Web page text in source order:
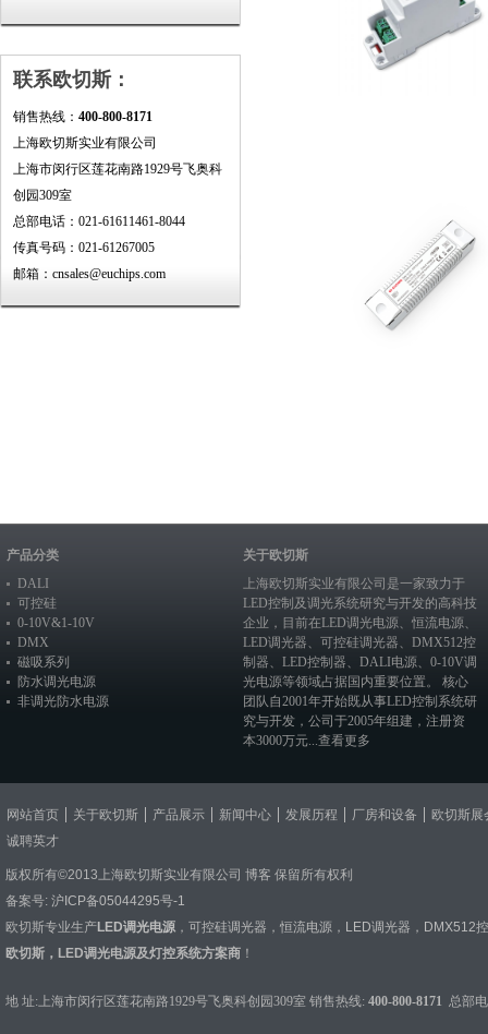
联系欧切斯：
销售热线： 400-800-8171
上海欧切斯实业有限公司
上海市闵行区莲花南路1929号飞奥科
创园309室
总部电话：021-61611461-8044
传真号码：021-61267005
邮箱：cnsales@euchips.com
产品分类
DALI
可控硅
0-10V&1-10V
DMX
磁吸系列
防水调光电源
非调光防水电源
关于欧切斯
上海欧切斯实业有限公司是一家致力于
LED控制及调光系统研究与开发的高科技
企业，目前在LED调光电源、恒流电源、
LED调光器、 可控硅调光器、 DMX512控
制器、 LED控制器、 DALI电源、 0-10V调
光电源等领域占据国内重要位置。 核心
团队自2001年开始既从事LED控制系统研
究与开发，公司于2005年组建，注册资
本3000万元...查看更多
网站首页 关于欧切斯 产品展示 新闻中心 发展历程 厂房和设备
欧切斯展
诚聘英才
版权所有©2013上海欧切斯实业有限公司 博客 保留所有权利
备案号: 沪ICP备05044295号-1
欧切斯专业生产LED调光电源 ， 可控硅调光器 ， 恒流电源 ， LED调光器 ， DMX512
欧切斯，LED调光电源及灯控系统方案商 ！
地 址:上海市闵行区莲花南路1929号飞奥科创园309室 销售热线: 400-800-8171 总部